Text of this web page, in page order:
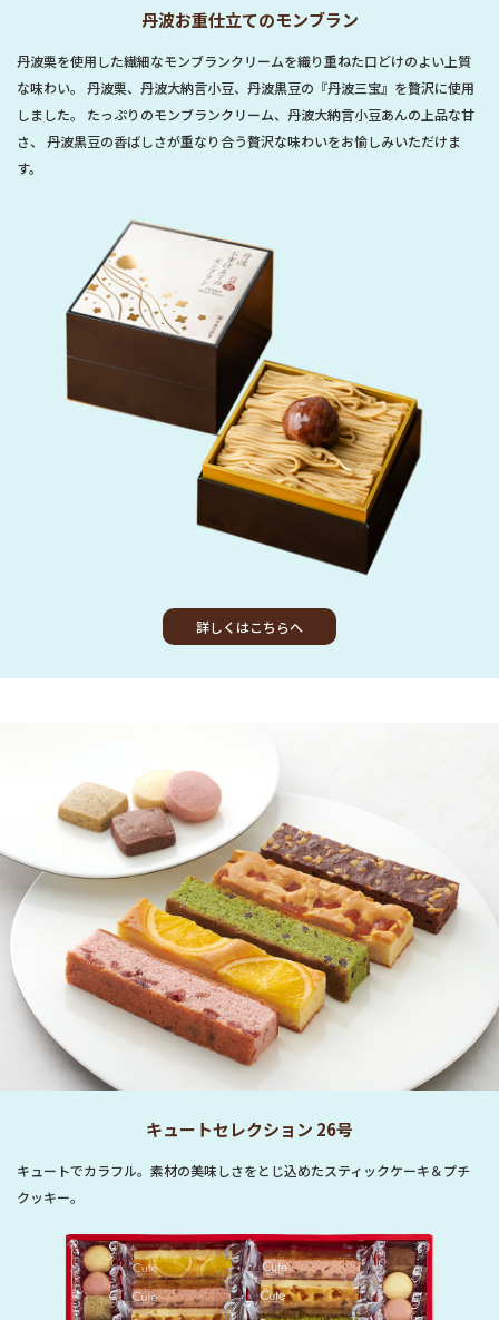
丹波お重仕立てのモンブラン
丹波栗を使用した繊細なモンブランクリームを織り重ねた口どけのよい上質
な味わい。 丹波栗、丹波大納言小豆、丹波黒豆の『丹波三宝』を贅沢に使用
しました。 たっぷりのモンブランクリーム、丹波大納言小豆あんの上品な甘
さ、 丹波黒豆の香ばしさが重なり合う贅沢な味わいをお愉しみいただけま
す。
詳しくはこちらへ
キュートセレクション 26号
キュートでカラフル。素材の美味しさをとじ込めたスティックケーキ＆プチ
クッキー。